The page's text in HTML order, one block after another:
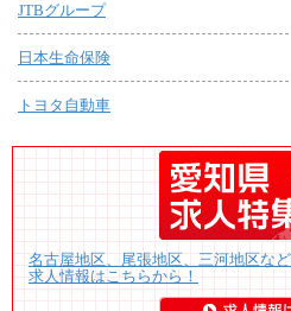
JTBグループ
日本生命保険
トヨタ自動車
名古屋地区、尾張地区、三河地区な
求人情報はこちらから！